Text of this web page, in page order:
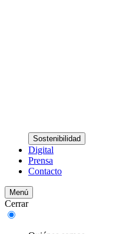
Sostenibilidad
Digital
Prensa
Contacto
Menú
Cerrar